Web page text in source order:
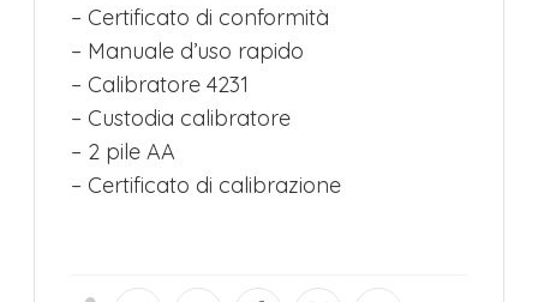
– Certificato di conformità
– Manuale d’uso rapido
– Calibratore 4231
– Custodia calibratore
– 2 pile AA
– Certificato di calibrazione